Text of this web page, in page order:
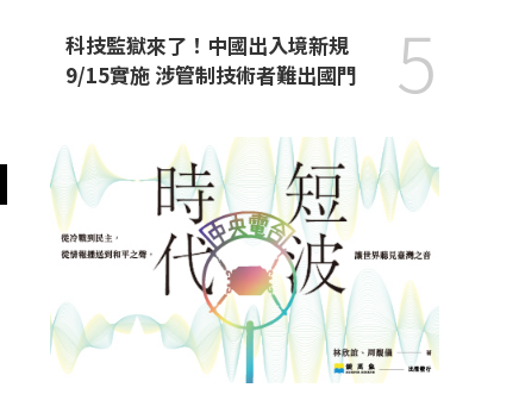
科技監獄來了！中國出入境新規
9/15實施 涉管制技術者難出國門
5